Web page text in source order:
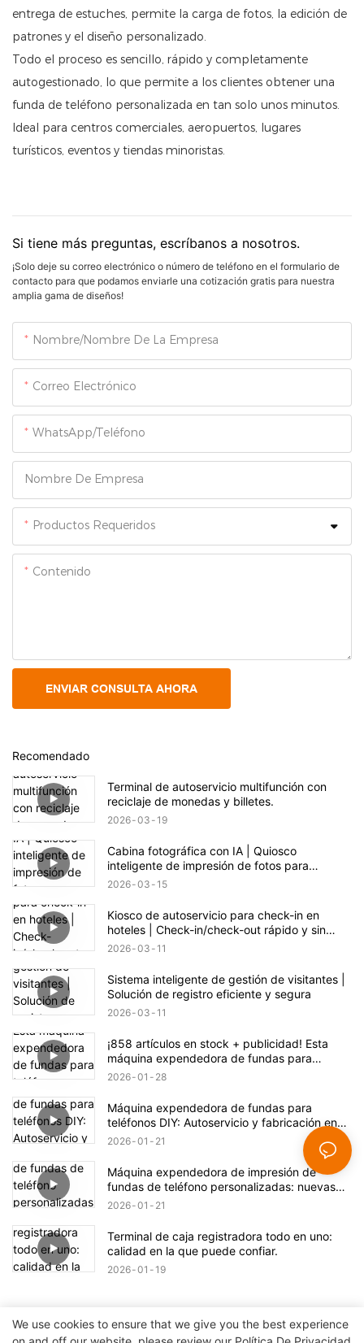
entrega de estuches, permite la carga de fotos, la edición de
patrones y el diseño personalizado.
Todo el proceso es sencillo, rápido y completamente
autogestionado, lo que permite a los clientes obtener una
funda de teléfono personalizada en tan solo unos minutos.
Ideal para centros comerciales, aeropuertos, lugares
turísticos, eventos y tiendas minoristas.
Si tiene más preguntas, escríbanos a nosotros.
¡Solo deje su correo electrónico o número de teléfono en el formulario de
contacto para que podamos enviarle una cotización gratis para nuestra
amplia gama de diseños!
Nombre/Nombre De La Empresa
Correo Electrónico
WhatsApp/Teléfono
Nombre De Empresa
Productos Requeridos
Contenido
ENVIAR CONSULTA AHORA
Recomendado
Terminal de autoservicio multifunción con
reciclaje de monedas y billetes.
2026 03 19
Cabina fotográfica con IA | Quiosco
inteligente de impresión de fotos para
eventos y comercios
2026 03 15
Kiosco de autoservicio para check-in en
hoteles | Check-in/check-out rápido y sin
contacto
2026 03 11
Sistema inteligente de gestión de visitantes |
Solución de registro eficiente y segura
2026 03 11
¡858 artículos en stock + publicidad! Esta
máquina expendedora de fundas para
teléfono esconde una gran oportunidad de
2026 01 28
Máquina expendedora de fundas para
teléfonos DIY: Autoservicio y fabricación en
un solo clic
2026 01 21
Máquina expendedora de impresión de
fundas de teléfono personalizadas: nuevas
posibilidades de impresión
2026 01 21
Terminal de caja registradora todo en uno:
calidad en la que puede confiar.
2026 01 19
We use cookies to ensure that we give you the best experience